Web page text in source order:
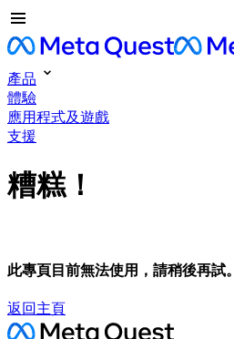
產品
體驗
應用程式及遊戲
支援
糟糕！
此專頁目前無法使用，請稍後再試。
返回主頁